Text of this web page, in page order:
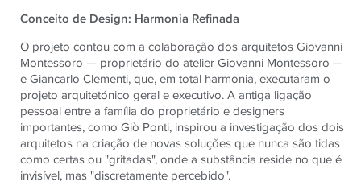
Conceito de Design: Harmonia Refinada
O projeto contou com a colaboração dos arquitetos Giovanni
Montessoro — proprietário do atelier Giovanni Montessoro —
e Giancarlo Clementi, que, em total harmonia, executaram o
projeto arquitetónico geral e executivo. A antiga ligação
pessoal entre a família do proprietário e designers
importantes, como Giò Ponti, inspirou a investigação dos dois
arquitetos na criação de novas soluções que nunca são tidas
como certas ou "gritadas", onde a substância reside no que é
invisível, mas "discretamente percebido".